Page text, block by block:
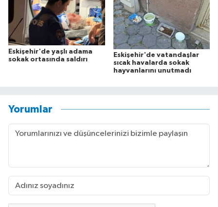
Eskişehir'de yaşlı adama
sokak ortasında saldırı
Eskişehir'de vatandaşlar
sıcak havalarda sokak
hayvanlarını unutmadı
Yorumlar